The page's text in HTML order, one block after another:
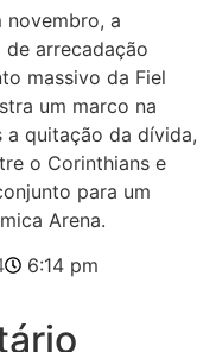
novembro, a
arrecadação
massivo da Fiel
um marco na
a quitação da dívida,
o Corinthians e
para um
Arena.
6:14 pm